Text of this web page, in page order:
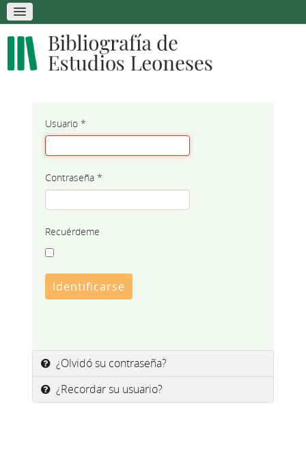
Usuario*
Contraseña*
Recuérdeme
Identificarse
¿Olvidó su contraseña?
¿Recordar su usuario?